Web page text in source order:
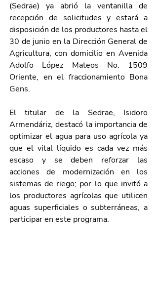
(Sedrae) ya abrió la ventanilla de
recepción de solicitudes y estará a
disposición de los productores hasta el
30 de junio en la Dirección General de
Agricultura, con domicilio en Avenida
Adolfo López Mateos No. 1509
Oriente, en el fraccionamiento Bona
Gens.
El titular de la Sedrae, Isidoro
Armendáriz, destacó la importancia de
optimizar el agua para uso agrícola ya
que el vital líquido es cada vez más
escaso y se deben reforzar las
acciones de modernización en los
sistemas de riego; por lo que invitó a
los productores agrícolas que utilicen
aguas superficiales o subterráneas, a
participar en este programa.